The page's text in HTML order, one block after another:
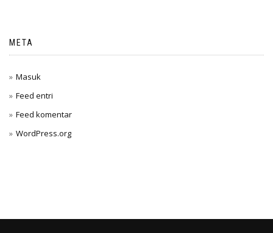
META
Masuk
Feed entri
Feed komentar
WordPress.org